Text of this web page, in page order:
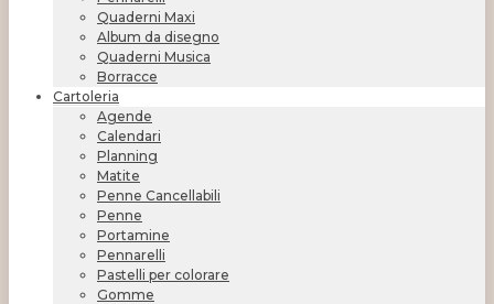
Quaderni Maxi
Album da disegno
Quaderni Musica
Borracce
Cartoleria
Agende
Calendari
Planning
Matite
Penne Cancellabili
Penne
Portamine
Pennarelli
Pastelli per colorare
Gomme